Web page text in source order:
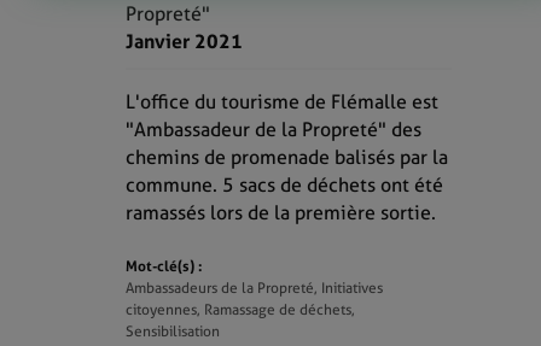
Propreté"
Janvier 2021
L'office du tourisme de Flémalle est
"Ambassadeur de la Propreté" des
chemins de promenade balisés par la
commune. 5 sacs de déchets ont été
ramassés lors de la première sortie.
Mot-clé(s) :
Ambassadeurs de la Propreté, Initiatives
citoyennes, Ramassage de déchets,
Sensibilisation